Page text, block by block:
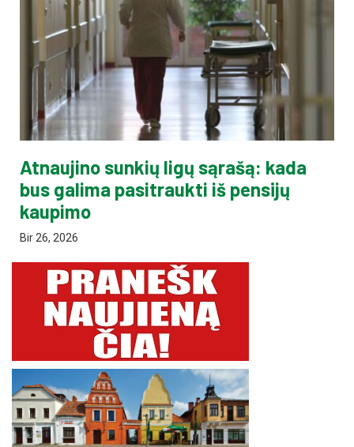
Atnaujino sunkių ligų sąrašą: kada
bus galima pasitraukti iš pensijų
kaupimo
Bir 26, 2026